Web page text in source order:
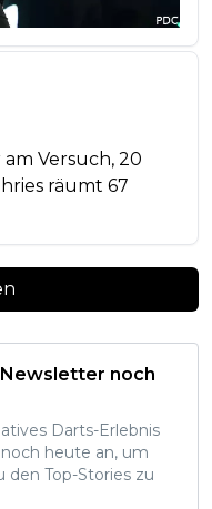
Versuch, 20
räumt 67
noch
Darts-Erlebnis
heute an, um
den Top-Stories zu